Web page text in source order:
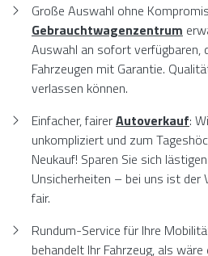
Große Auswahl ohne
Gebrauchtwagenzentrum
Auswahl an sofort verfügbaren,
Fahrzeugen mit Garantie.
verlassen können.
Einfacher, fairerAutoverkauf:
unkompliziert und zum
Neukauf! Sparen Sie sich
Unsicherheiten – bei uns ist der
fair.
Rundum-Service für Ihre
behandelt Ihr Fahrzeug, als